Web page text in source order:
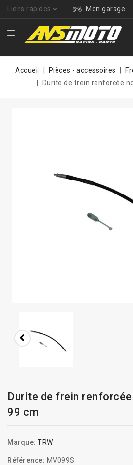
Liens rapides Mon garage
Accueil Pièces - accessoires
Durite de frein renforcée
Durite de frein
99 cm
Marque: TRW
Référence: MV099S